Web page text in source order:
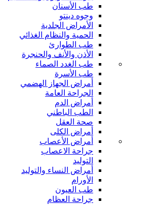
طب الأسنان
وجوه دينتو
الأمراض الجلدية
الحمية والنظام الغذائي
طب الطوارئ
الأذن والأنف والحنجرة
طب الغدد الصماء
طب الأسرة
أمراض الجهاز الهضمي
الجراحة العامة
أمراض الدم
الطب الباطني
صحة العقل
أمراض الكلى
أمراض الأعصاب
جراحة الاعصاب
التوليد
أمراض النساء والتوليد
الأورام
طب العيون
جراحة العظام